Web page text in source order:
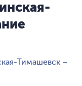
Тимашевск –